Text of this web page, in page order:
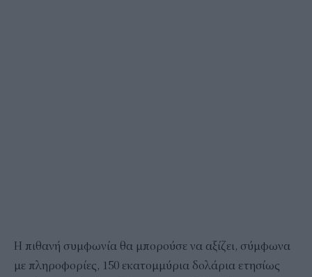
Η πιθανή συμφωνία θα μπορούσε να αξίζει, σύμφωνα
με πληροφορίες, 150 εκατομμύρια δολάρια ετησίως